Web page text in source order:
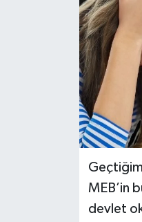
MEB’in
devlet
Sağlık & Yaşam
Siyaset